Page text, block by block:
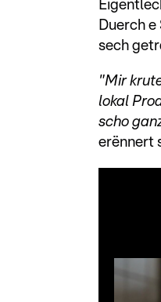
Duerch
sech
"Mir
lokal
scho
erënnert